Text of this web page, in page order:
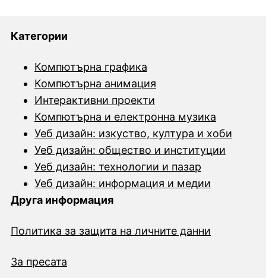
Категории
Компютърна графика
Компютърна анимация
Интерактивни проекти
Компютърна и електронна музика
Уеб дизайн: изкуство, култура и хоби
Уеб дизайн: общество и институции
Уеб дизайн: технологии и пазар
Уеб дизайн: информация и медии
Друга информация
Политика за защита на личните данни
За пресата